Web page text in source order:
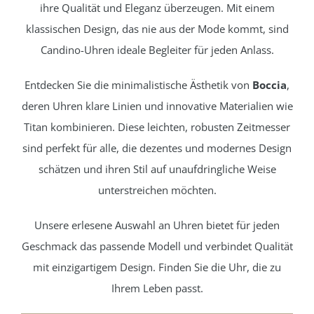
ihre Qualität und Eleganz überzeugen. Mit einem
klassischen Design, das nie aus der Mode kommt, sind
Candino-Uhren ideale Begleiter für jeden Anlass.
Entdecken Sie die minimalistische Ästhetik von Boccia,
deren Uhren klare Linien und innovative Materialien wie
Titan kombinieren. Diese leichten, robusten Zeitmesser
sind perfekt für alle, die dezentes und modernes Design
schätzen und ihren Stil auf unaufdringliche Weise
unterstreichen möchten.
Unsere erlesene Auswahl an Uhren bietet für jeden
Geschmack das passende Modell und verbindet Qualität
mit einzigartigem Design. Finden Sie die Uhr, die zu
Ihrem Leben passt.